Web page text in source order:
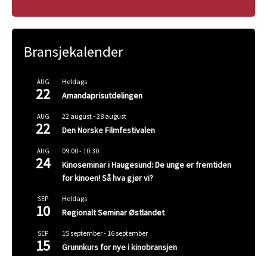
Bransjekalender
AUG
22
Heldags
Amandaprisutdelingen
AUG
22
22 august-28 august
Den Norske Filmfestivalen
AUG
24
09:00- 10:30
Kinoseminar i Haugesund: De unge er fremtiden
for kinoen! Så hva gjør vi?
SEP
10
Heldags
Regionalt Seminar Østlandet
SEP
15
15 september- 16 september
Grunnkurs for nye i kinobransjen